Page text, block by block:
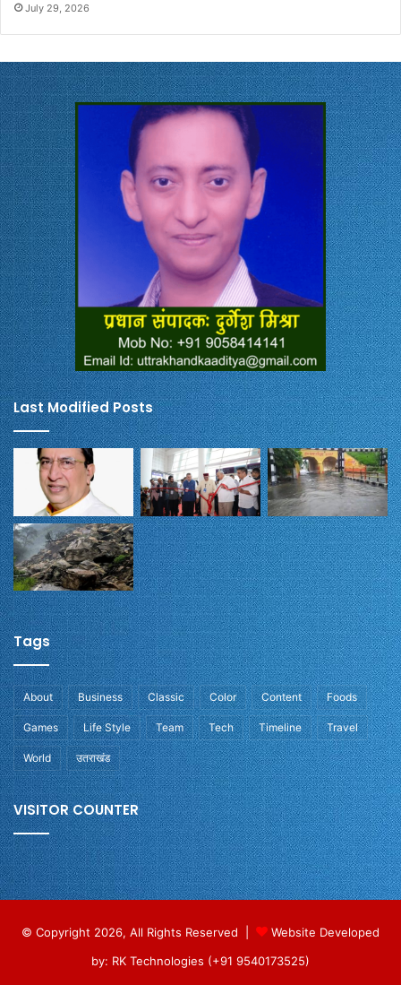
July 29, 2026
Last Modified Posts
Tags
About Business Classic Color Content Foods
Games Life Style Team Tech Timeline Travel
World उतराखंड
VISITOR COUNTER
© Copyright 2026, All Rights Reserved |
Website Developed
by: RK Technologies (+91 9540173525)